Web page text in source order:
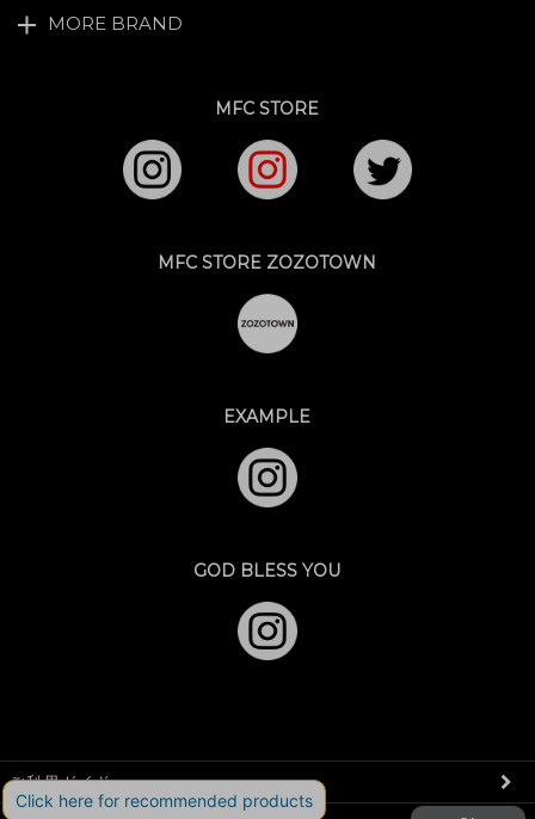
MORE BRAND
MFC STORE
MFC STORE ZOZOTOWN
EXAMPLE
GOD BLESS YOU
ご利用ガイド